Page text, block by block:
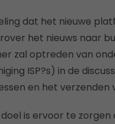
dat het nieuwe
het nieuws naar
zal optreden van
ISP?s) in de
en het
is ervoor te